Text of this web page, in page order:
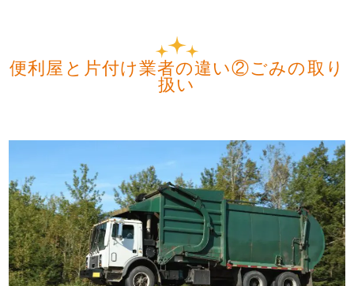
便利屋と片付け業者の違い②ごみの取り
扱い